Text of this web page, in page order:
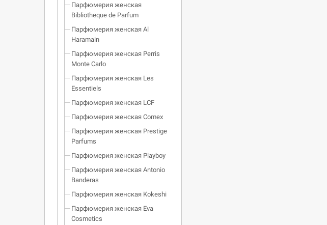
Парфюмерия женская
Bibliotheque de Parfum
Парфюмерия женская Al
Haramain
Парфюмерия женская Perris
Monte Carlo
Парфюмерия женская Les
Essentiels
Парфюмерия женская LCF
Парфюмерия женская Comex
Парфюмерия женская Prestige
Parfums
Парфюмерия женская Playboy
Парфюмерия женская Antonio
Banderas
Парфюмерия женская Kokeshi
Парфюмерия женская Eva
Cosmetics